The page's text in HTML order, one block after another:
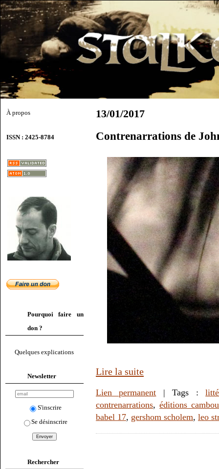
À propos
ISSN : 2425-8784
Pourquoi faire un
don ?
Quelques explications
Newsletter
S'inscrire
Se désinscrire
Rechercher
13/01/2017
Contrenarrations de
Lire la suite
Lien permanent | Tags :
contrenarrations,éditions
babel 17, gershom scholem, leo